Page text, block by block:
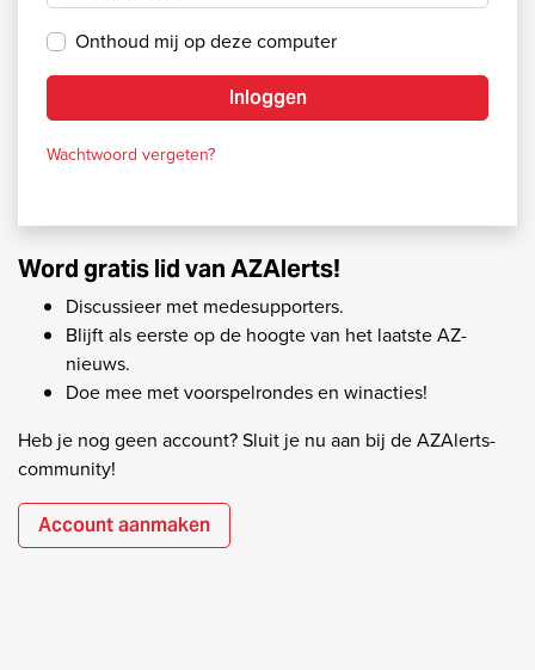
Onthoud mij op deze computer
Inloggen
Wachtwoord vergeten?
Word gratis lid van AZAlerts!
Discussieer met medesupporters.
Blijft als eerste op de hoogte van het laatste AZ-
nieuws.
Doe mee met voorspelrondes en winacties!
Heb je nog geen account? Sluit je nu aan bij de AZAlerts-
community!
Account aanmaken